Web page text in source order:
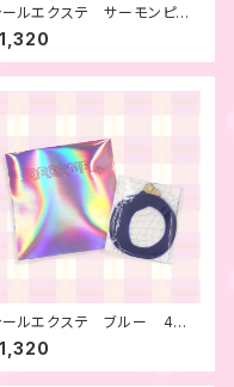
ールエクステ サーモンピン
4本セット
ールエクステ ブルー 4本
ト